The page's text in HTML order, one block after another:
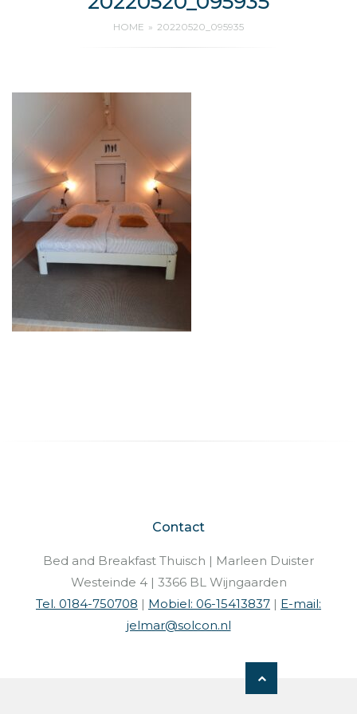
HOME 20220520_095935
Contact
Bed and Breakfast Thuisch | Marleen Duister
Westeinde 4 | 3366 BL Wijngaarden
Tel. 0184-750708 | Mobiel: 06-15413837 | E-mail:
jelmar@solcon.nl